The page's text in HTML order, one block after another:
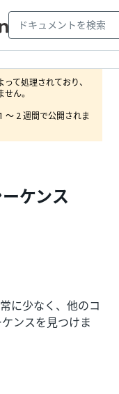
て処理されており、
ん。
～ 2 週間で公開されま
ケンス
に少なく、他のコ
ンスを見つけま